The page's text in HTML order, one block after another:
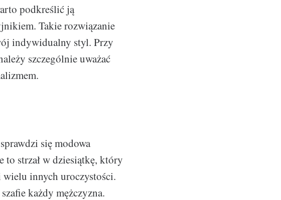
podkreślić ją
Takie rozwiązanie
indywidualny styl. Przy
szczególnie uważać
się modowa
strzał w dziesiątkę, który
innych uroczystości.
każdy mężczyzna.